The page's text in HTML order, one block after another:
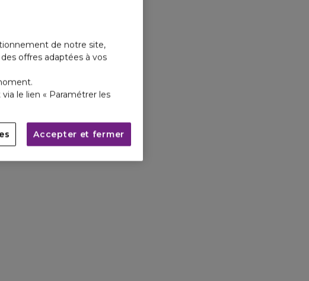
de notre site,
offres adaptées à vos
le lien « Paramétrer les
Accepter et fermer